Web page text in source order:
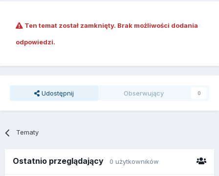
Ten temat został zamknięty. Brak możliwości dodania
odpowiedzi.
Udostępnij Obserwujący 0
Tematy
Ostatnio przeglądający 0 użytkowników